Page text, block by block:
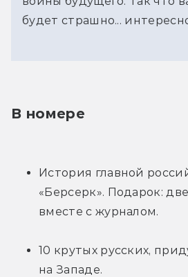
будет страшно...
В номере
История главной
«Берсерк». Подарок:
вместе с журналом.
10 крутых русских,
на Западе.